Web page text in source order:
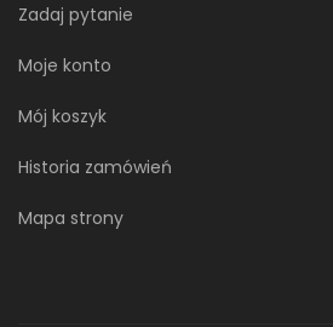
Zadaj pytanie
Moje konto
Mój koszyk
Historia zamówień
Mapa strony